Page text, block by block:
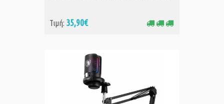
Τιμή: 35,90€